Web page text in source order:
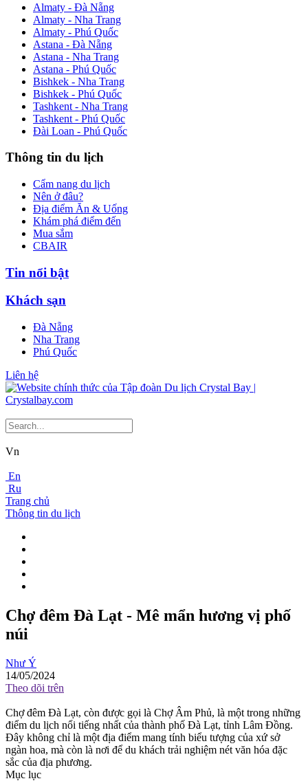
Almaty - Đà Nẵng
Almaty - Nha Trang
Almaty - Phú Quốc
Astana - Đà Nẵng
Astana - Nha Trang
Astana - Phú Quốc
Bishkek - Nha Trang
Bishkek - Phú Quốc
Tashkent - Nha Trang
Tashkent - Phú Quốc
Đài Loan - Phú Quốc
Thông tin du lịch
Cẩm nang du lịch
Nên ở đâu?
Địa điểm Ăn & Uống
Khám phá điểm đến
Mua sắm
CBAIR
Tin nổi bật
Khách sạn
Đà Nẵng
Nha Trang
Phú Quốc
Liên hệ
Vn
En
Ru
Trang chủ
Thông tin du lịch
Chợ đêm Đà Lạt - Mê mẩn hương vị phố
núi
Như Ý
14/05/2024
Theo dõi trên
Chợ đêm Đà Lạt, còn được gọi là Chợ Âm Phủ, là một trong những
điểm du lịch nổi tiếng nhất của thành phố Đà Lạt, tỉnh Lâm Đồng.
Đây không chỉ là một địa điểm mang tính biểu tượng của xứ sở
ngàn hoa, mà còn là nơi để du khách trải nghiệm nét văn hóa đặc
sắc của địa phương.
Mục lục